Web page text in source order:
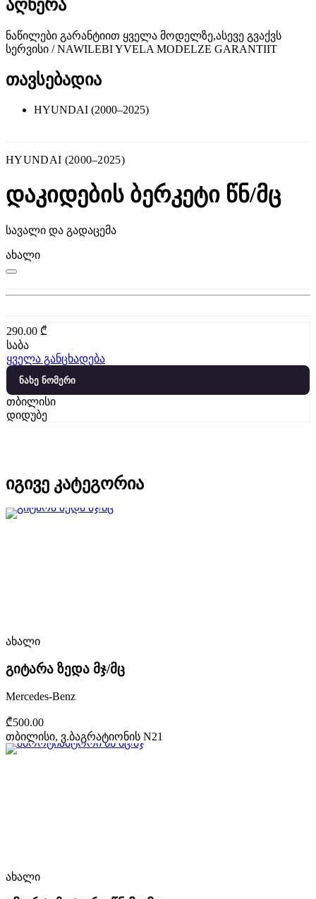
აღწერა
ნაწილები გარანტიით ყველა მოდელზე,ასევე გვაქვს
სერვისი / NAWILEBI YVELA MODELZE GARANTIIT
თავსებადია
HYUNDAI (2000–2025)
HYUNDAI (2000–2025)
დაკიდების ბერკეტი წნ/მც
სავალი და გადაცემა
ახალი
290.00 ₾
საბა
ყველა განცხადება
ნახე ნომერი
თბილისი
დიდუბე
იგივე კატეგორია
ახალი
გიტარა ზედა მჯ/მც
Mercedes-Benz
₾500.00
თბილისი, ვ.ბაგრატიონის N21
ახალი